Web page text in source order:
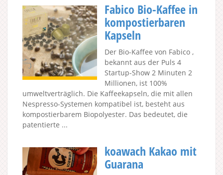
Fabico Bio-Kaffee in
kompostierbaren
Kapseln
Der Bio-Kaffee von Fabico ,
bekannt aus der Puls 4
Startup-Show 2 Minuten 2
Millionen, ist 100%
umweltverträglich. Die Kaffeekapseln, die mit allen
Nespresso-Systemen kompatibel ist, besteht aus
kompostierbarem Biopolyester. Das bedeutet, die
patentierte ...
koawach Kakao mit
Guarana